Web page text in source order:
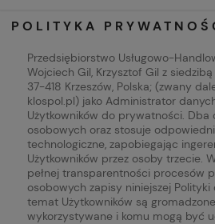
POLITYKA
Przedsiębiorstwo Usługowo-
Wojciech Gil, Krzysztof Gil z
37-418 Krzeszów, Polska; (zwany
klospol.pl) jako Administrator
Użytkowników do prywatności. Dba
osobowych oraz stosuje
technologiczne, zapobiegając
Użytkowników przez osoby trzecie.
pełnej transparentności procesów
osobowych zapisy niniejszej
temat Użytkowników są
wykorzystywane i komu mogą być